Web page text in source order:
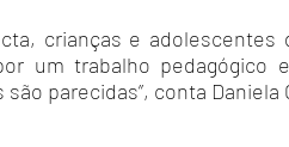
crianças e
um trabalho
parecidas”, conta